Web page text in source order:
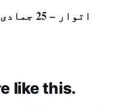
like this.